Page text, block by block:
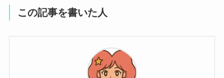
この記事を書いた人